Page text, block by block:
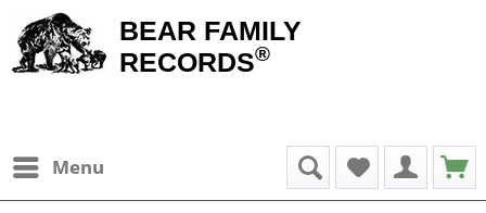
BEAR FAMILY
RECORDS®
Menu